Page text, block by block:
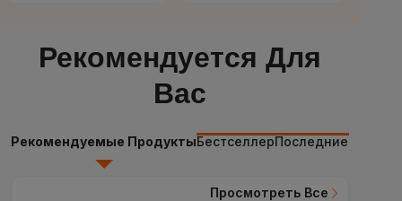
Рекомендуется Для
Вас
Рекомендуемые ПродуктыБестселлерПоследние
Просмотреть Все